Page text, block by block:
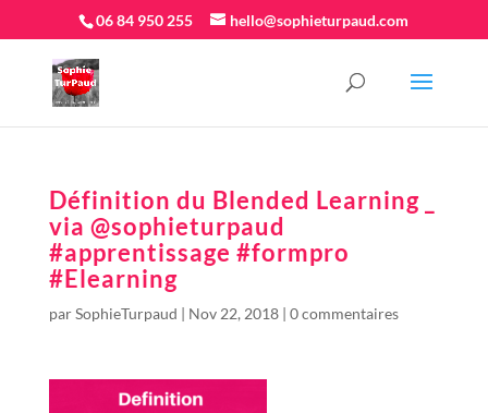
06 84 950 255 hello@sophieturpaud.com
Définition du Blended Learning _
via @sophieturpaud
#apprentissage #formpro
#Elearning
parSophieTurpaud | Nov 22, 2018| 0 commentaires